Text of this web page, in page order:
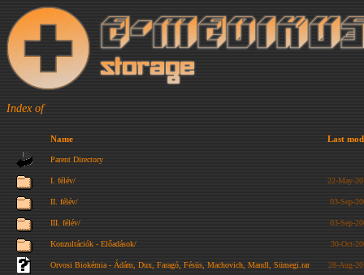
Index of
Name Last
Parent Directory
I. félév/ 22-May-
II. félév/ 03-Sep-
III. félév/ 03-Sep-
Konzultációk - Előadások/ 30-Oct-
Orvosi Biokémia - Ádám, Dux, Faragó, Fésüs, Machovich, Mandl, Sümegi.rar 28-Aug-